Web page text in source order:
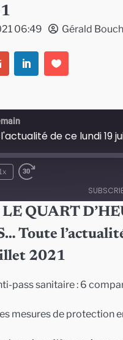
06:49 Gérald
de ce lundi 19
QUART
Toute
2021
pass sanitaire : 6
mesures de protection